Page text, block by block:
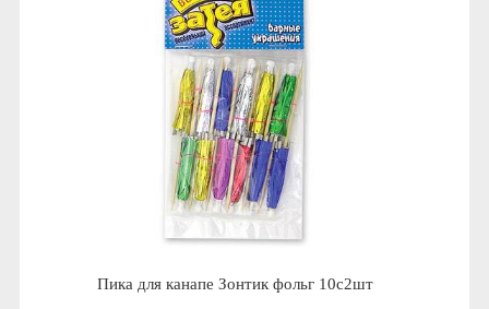
Пика для канапе Зонтик фольг 10с2шт